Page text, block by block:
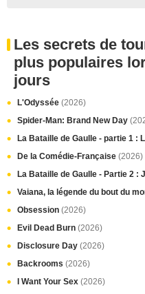
Les secrets de
plus populaires
jours
L'Odyssée (2026)
Spider-Man: Brand New Day
La Bataille de Gaulle - partie 1 :
De la Comédie-Française (2026)
La Bataille de Gaulle - Partie 2 :
Vaiana, la légende du bout du
Obsession (2026)
Evil Dead Burn (2026)
Disclosure Day (2026)
Backrooms (2026)
I Want Your Sex (2026)